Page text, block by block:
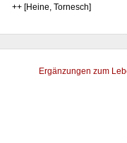
++ [Heine, Tornesch]
Ergänzungen zum